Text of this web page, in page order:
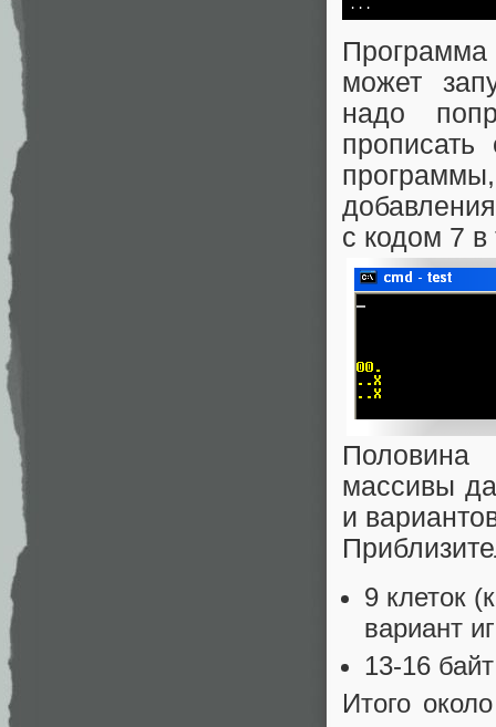
может
надо
прописать
с кодом 7 в
Половина
массивы
и
9 клеток
вариант
13-16
Итого